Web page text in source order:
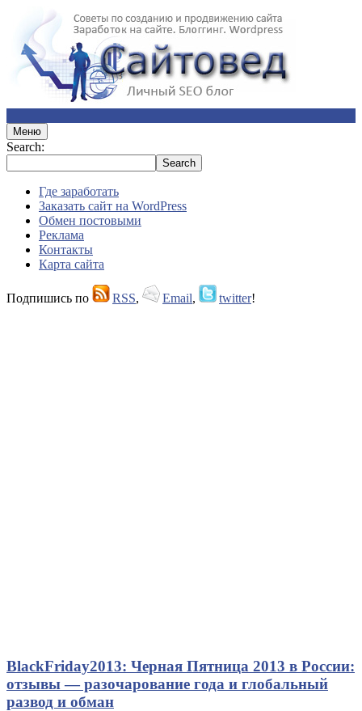
Меню
Search:
Где заработать
Заказать сайт на WordPress
Обмен постовыми
Реклама
Контакты
Карта сайта
Подпишись по RSS, Email, twitter!
BlackFriday2013: Черная Пятница 2013 в России:
отзывы — разочарование года и глобальный
развод и обман